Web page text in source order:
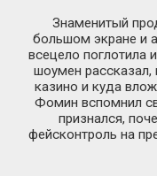
Знаменитый
большом экране и
всецело поглотила
шоумен
казино и куда
Фомин вспомнил
признался,
фейсконтроль на